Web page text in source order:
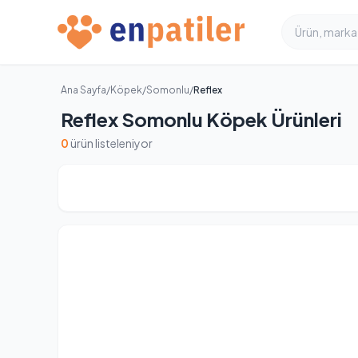
Ana Sayfa/Köpek/Somonlu/Reflex
Reflex Somonlu Köpek Ürünleri
0 ürün listeleniyor